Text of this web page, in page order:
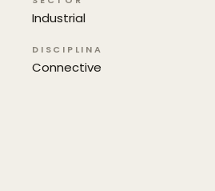
Industrial
DISCIPLINA
Connective